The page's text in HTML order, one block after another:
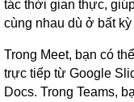
tác thời gian thực,
cùng nhau dù ở bất kỳ
Trong Meet, bạn có
trực tiếp từ Google
Docs. Trong Teams,